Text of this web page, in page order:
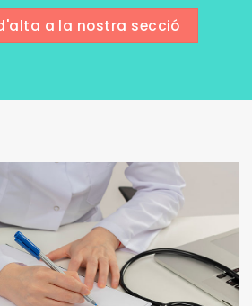
a la nostra secció